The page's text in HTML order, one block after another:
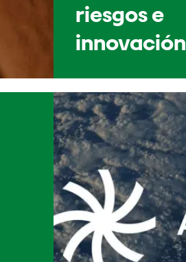
riesgos e
innovación